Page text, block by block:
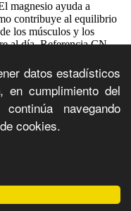
datos estadísticos
en cumplimiento del
navegando
cookies.
magnesio ayuda a
contribuye al equilibrio
los músculos y los
al día. Referencia CN
gr. 30 sobres sabor